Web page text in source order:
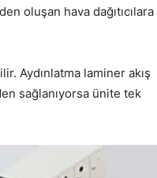
oluşan hava dağıtıcılara
Aydınlatma laminer akış
sağlanıyorsa ünite tek